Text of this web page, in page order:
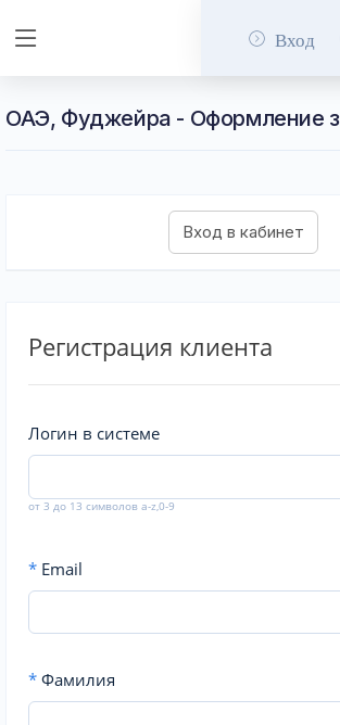
Вход
ОАЭ, Фуджейра - Оформление
Регистрация клиента
Логин в системе
от 3 до 13 символов a-z,0-9
* Email
* Фамилия